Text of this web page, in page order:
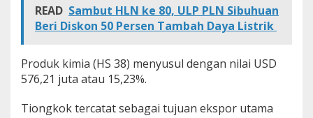
READ Sambut HLN ke 80, ULP PLN Sibuhuan
Beri Diskon 50 Persen Tambah Daya Listrik
Produk kimia (HS 38) menyusul dengan nilai USD
576,21 juta atau 15,23%.
Tiongkok tercatat sebagai tujuan ekspor utama